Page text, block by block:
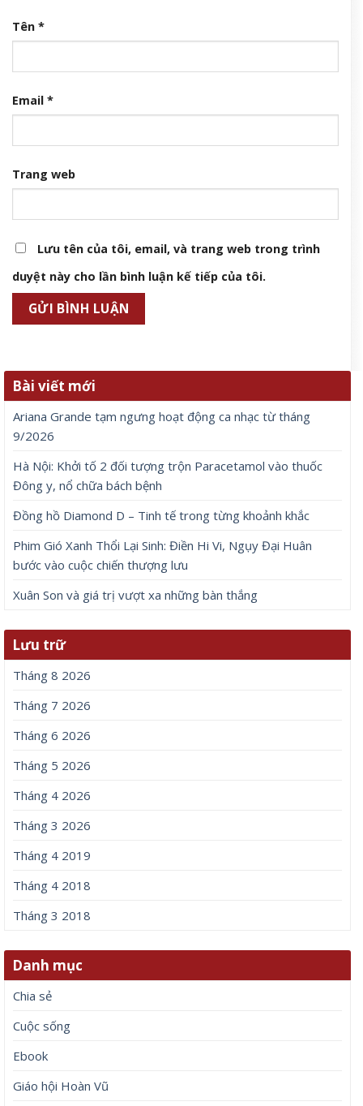
Tên *
Email *
Trang web
Lưu tên của tôi, email, và trang web trong trình
duyệt này cho lần bình luận kế tiếp của tôi.
Bài viết mới
Ariana Grande tạm ngưng hoạt động ca nhạc từ tháng
9/2026
Hà Nội: Khởi tố 2 đối tượng trộn Paracetamol vào thuốc
Đông y, nổ chữa bách bệnh
Đồng hồ Diamond D – Tinh tế trong từng khoảnh khắc
Phim Gió Xanh Thổi Lại Sinh: Điền Hi Vi, Ngụy Đại Huân
bước vào cuộc chiến thượng lưu
Xuân Son và giá trị vượt xa những bàn thắng
Lưu trữ
Tháng 8 2026
Tháng 7 2026
Tháng 6 2026
Tháng 5 2026
Tháng 4 2026
Tháng 3 2026
Tháng 4 2019
Tháng 4 2018
Tháng 3 2018
Danh mục
Chia sẻ
Cuộc sống
Ebook
Giáo hội Hoàn Vũ